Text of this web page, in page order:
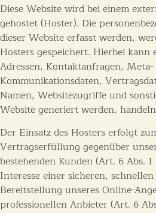
Diese Website wird bei einem
gehostet (Hoster). Die
dieser Website erfasst werden,
Hosters gespeichert. Hierbei kann
Adressen, Kontaktanfragen,
Kommunikationsdaten,
Namen, Websitezugriffe und
Website generiert werden,
Der Einsatz des Hosters erfolgt
Vertragserfüllung gegenüber
bestehenden Kunden (Art. 6 Abs.
Interesse einer sicheren,
Bereitstellung unseres Online-
professionellen Anbieter (Art. 6